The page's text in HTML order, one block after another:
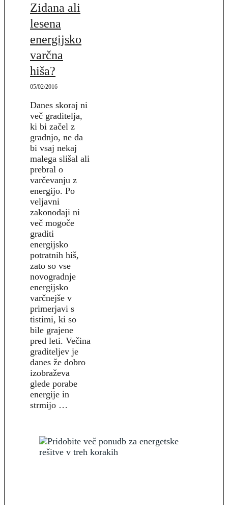
Zidana ali
lesena
energijsko
varčna
hiša?
05/02/2016
Danes skoraj ni
več graditelja,
ki bi začel z
gradnjo, ne da
bi vsaj nekaj
malega slišal ali
prebral o
varčevanju z
energijo. Po
veljavni
zakonodaji ni
več mogoče
graditi
energijsko
potratnih hiš,
zato so vse
novogradnje
energijsko
varčnejše v
primerjavi s
tistimi, ki so
bile grajene
pred leti. Večina
graditeljev je
danes že dobro
izobraževa
glede porabe
energije in
strmijo …